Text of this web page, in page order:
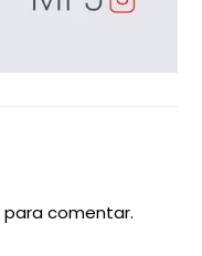
para comentar.